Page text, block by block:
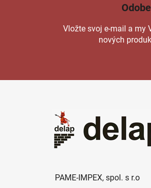
Vložte svoj e-mail a my
nových
PAME-IMPEX, spol. s r.o